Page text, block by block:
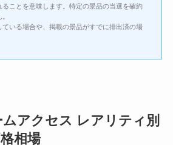
ることを意味します。特定の景品の当選を確約
いる場合や、掲載の景品がすでに排出済の場
アクセス レアリティ別
相場